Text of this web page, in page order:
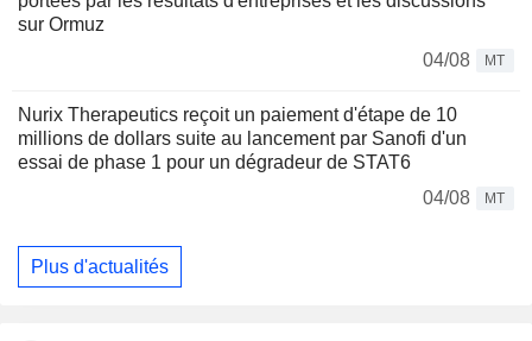
sur Ormuz
04/08
MT
Nurix Therapeutics reçoit un paiement d'étape de 10
millions de dollars suite au lancement par Sanofi d'un
essai de phase 1 pour un dégradeur de STAT6
04/08
MT
Plus d'actualités